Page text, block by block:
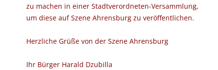
zu machen in einer Stadtverordneten-Versammlung,
um diese auf Szene Ahrensburg zu veröffentlichen.
Herzliche Grüße von der Szene Ahrensburg
Ihr Bürger Harald Dzubilla